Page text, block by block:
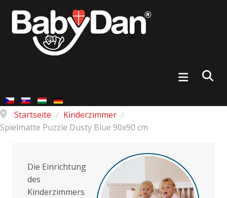
Startseite / Kinderzimmer /
Spielmatte Puzzle Dusty Blue 90x90 cm
Die Einrichtung
des
Kinderzimmers